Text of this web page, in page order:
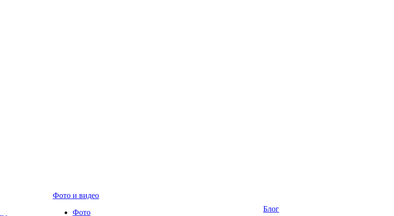
Фото и видео
Фото
Блог